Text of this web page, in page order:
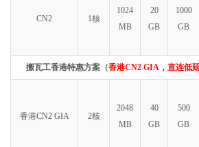
CN2 1核
1024
MB
20
GB
1000
GB
搬瓦工香港特惠方案（香港CN2 GIA，直连低
香港CN2 GIA 2核
2048
MB
40
GB
500
GB